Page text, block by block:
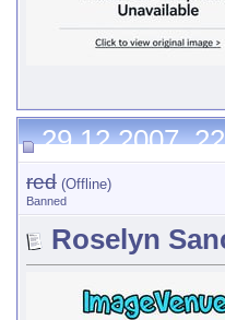
29.12.2007,
red (Offline)
Banned
Roselyn